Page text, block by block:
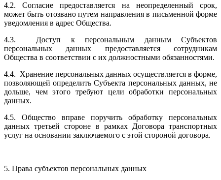
4.2. Согласие предоставляется на неопределенный срок,
может быть отозвано путем направления в письменной форме
уведомления в адрес Общества.
4.3. Доступ к персональным данным Субъектов
персональных данных предоставляется сотрудникам
Общества в соответствии с их должностными обязанностями.
4.4. Хранение персональных данных осуществляется в форме,
позволяющей определить Субъекта персональных данных, не
дольше, чем этого требуют цели обработки персональных
данных.
4.5. Общество вправе поручить обработку персональных
данных третьей стороне в рамках Договора транспортных
услуг на основании заключаемого с этой стороной договора.
5. Права субъектов персональных данных